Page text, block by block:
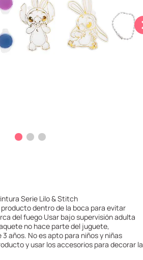
Serie Lilo & Stitch
dentro de la boca para evitar
del fuego Usar bajo supervisión adulta
no hace parte del juguete,
años. No es apto para niños y niñas
y usar los accesorios para decorar la